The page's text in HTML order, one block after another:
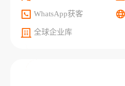
WhatsApp获客
全球企业库